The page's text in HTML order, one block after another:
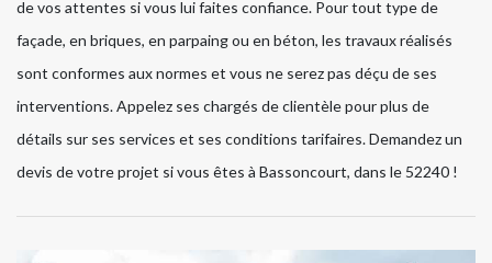
de vos attentes si vous lui faites confiance. Pour tout type de
façade, en briques, en parpaing ou en béton, les travaux réalisés
sont conformes aux normes et vous ne serez pas déçu de ses
interventions. Appelez ses chargés de clientèle pour plus de
détails sur ses services et ses conditions tarifaires. Demandez un
devis de votre projet si vous êtes à Bassoncourt, dans le 52240 !